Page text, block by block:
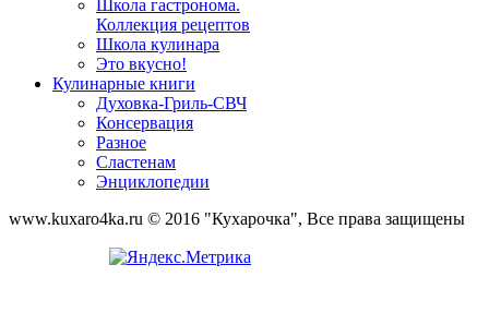
Школа гастронома.
Коллекция рецептов
Школа кулинара
Это вкусно!
Кулинарные книги
Духовка-Гриль-СВЧ
Консервация
Разное
Сластенам
Энциклопедии
www.kuxaro4ka.ru © 2016 "Кухарочка", Все права защищены